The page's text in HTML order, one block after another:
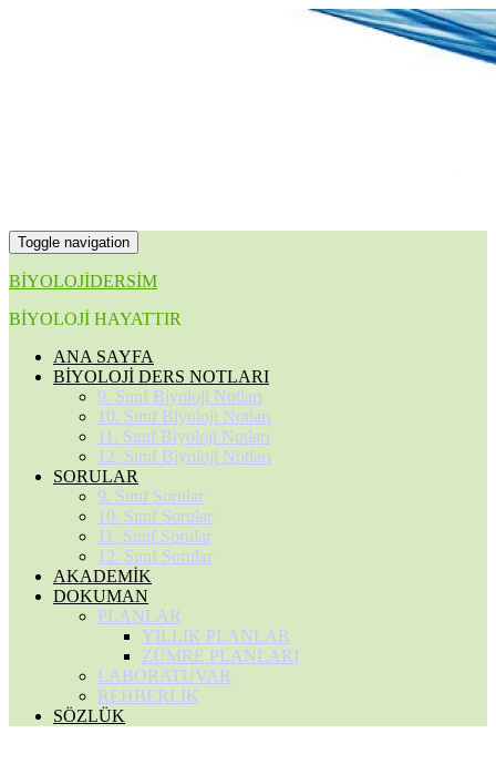
Toggle navigation
BİYOLOJİDERSİM
BİYOLOJİ HAYATTIR
ANA SAYFA
BİYOLOJİ DERS NOTLARI
9. Sınıf Biyoloji Notları
10. Sınıf Biyoloji Notları
11. Sınıf Biyoloji Notları
12. Sınıf Biyoloji Notları
SORULAR
9. Sınıf Sorular
10. Sınıf Sorular
11. Sınıf Sorular
12. Sınıf Sorular
AKADEMİK
DOKUMAN
PLANLAR
YILLIK PLANLAR
ZÜMRE PLANLARI
LABORATUVAR
REHBERLİK
SÖZLÜK